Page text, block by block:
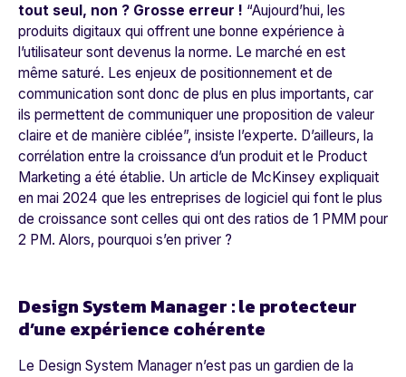
tout seul, non ? Grosse erreur ! “Aujourd’hui, les
produits digitaux qui offrent une bonne expérience à
l’utilisateur sont devenus la norme. Le marché en est
même saturé. Les enjeux de positionnement et de
communication sont donc de plus en plus importants, car
ils permettent de communiquer une proposition de valeur
claire et de manière ciblée”, insiste l’experte. D’ailleurs, la
corrélation entre la croissance d’un produit et le Product
Marketing a été établie. Un article de McKinsey expliquait
en mai 2024 que les entreprises de logiciel qui font le plus
de croissance sont celles qui ont des ratios de 1 PMM pour
2 PM. Alors, pourquoi s’en priver ?
Design System Manager : le protecteur
d’une expérience cohérente
Le Design System Manager n’est pas un gardien de la